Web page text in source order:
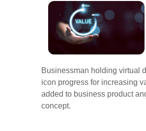
Businessman holding virtual
icon progress for increasing
added to business product
concept.